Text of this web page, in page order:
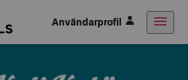
Användarprofil